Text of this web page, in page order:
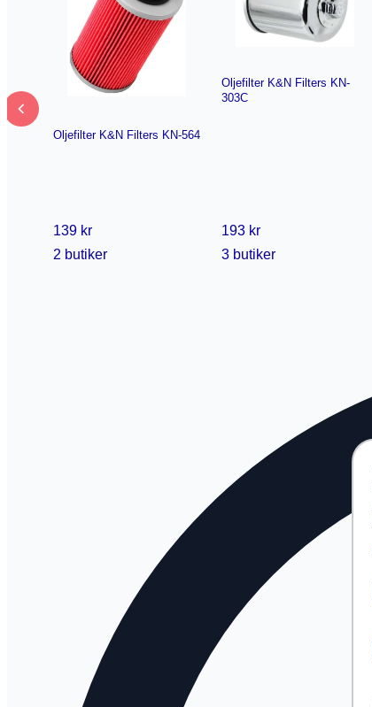
Oljefilter K&N Filters KN-564
139 kr
2 butiker
Oljefilter K&N Filters KN-
303C
193 kr
3 butiker